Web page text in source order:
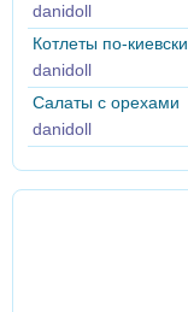
danidoll
Котлеты по-киевски
danidoll
Салаты с орехами
danidoll